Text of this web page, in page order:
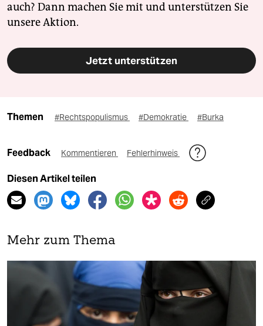
auch? Dann machen Sie mit und unterstützen Sie
unsere Aktion.
Jetzt unterstützen
Themen #Rechtspopulismus #Demokratie #Burka
Feedback Kommentieren Fehlerhinweis
Diesen Artikel teilen
Mehr zum Thema